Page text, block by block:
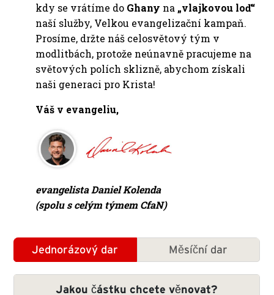
kdy se vrátíme do Ghany na „vlajkovou loď“
naší služby, Velkou evangelizační kampaň.
Prosíme, držte náš celosvětový tým v
modlitbách, protože neúnavně pracujeme na
světových polích sklizně, abychom získali
naši generaci pro Krista!
Váš v evangeliu,
evangelista Daniel Kolenda
(spolu s celým týmem CfaN)